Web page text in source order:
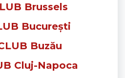
Brussels
București
Buzău
Cluj-Napoca